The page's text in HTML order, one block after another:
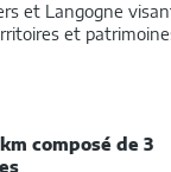
et Langogne
et
km composé de 3